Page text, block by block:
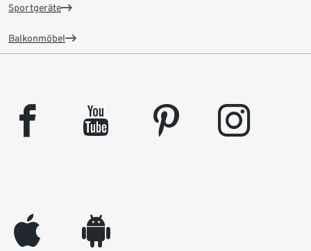
Sportgeräte
Balkonmöbel
facebook youtube pinterest instagram
appleinc android